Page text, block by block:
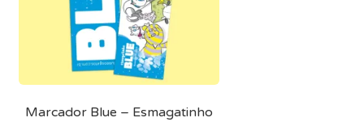
Marcador Blue – Esmagatinho